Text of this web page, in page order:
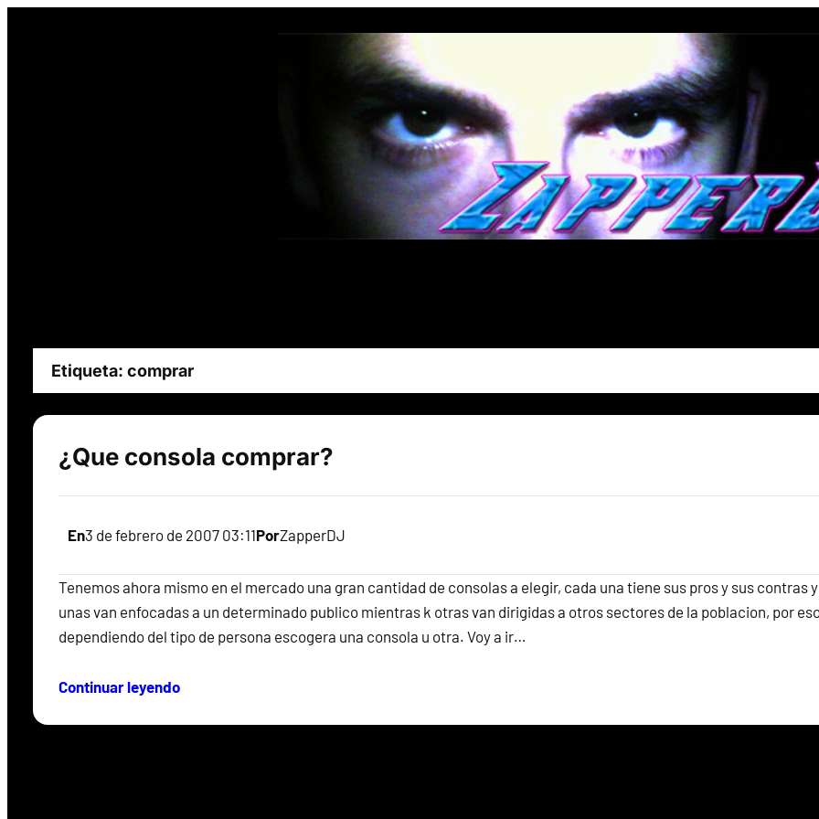
Etiqueta: comprar
¿Que consola comprar?
En3 de febrero de 2007 03:11PorZapperDJ
Tenemos ahora mismo en el mercado una gran cantidad de consolas a elegir, cada una tiene sus pros y sus contras y
unas van enfocadas a un determinado publico mientras k otras van dirigidas a otros sectores de la poblacion, por
dependiendo del tipo de persona escogera una consola u otra. Voy a ir…
Continuar leyendo